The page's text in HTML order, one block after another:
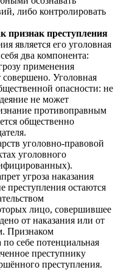
либо контролировать
признак преступления
является его уголовная
два компонента:
применения
совершено. Уголовная
опасности: не
не может
противоправным
общественно
уголовно-правовой
уголовного
угроза наказания
преступления остаются
лицо, совершившее
от наказания или от
Признаком
себе потенциальная
преступнику
преступления.